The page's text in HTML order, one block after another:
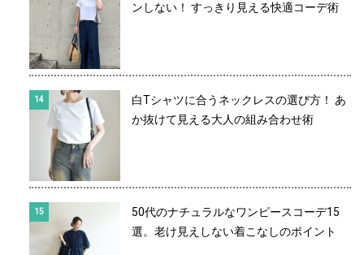
ンしない！ すっきり見える快適コーデ術
白Tシャツに合うネックレスの選び方！ あ
か抜けて見える大人の組み合わせ術
50代のナチュラルなワンピースコーデ15
選。老け見えしない着こなしのポイント